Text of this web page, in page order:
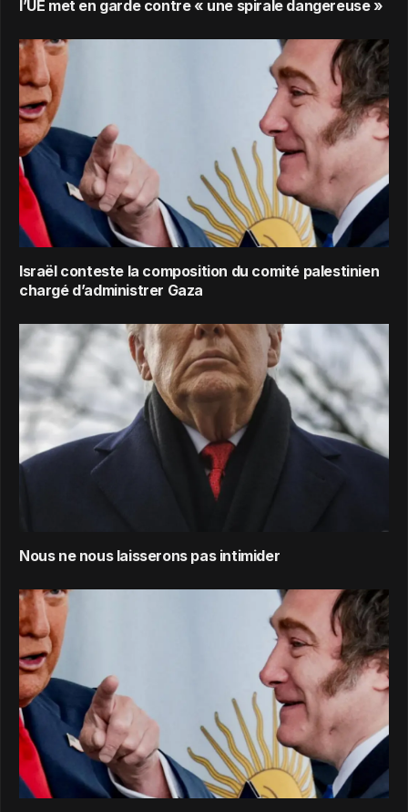
l’UE met en garde contre « une spirale dangereuse »
Israël conteste la composition du comité palestinien
chargé d’administrer Gaza
Nous ne nous laisserons pas intimider